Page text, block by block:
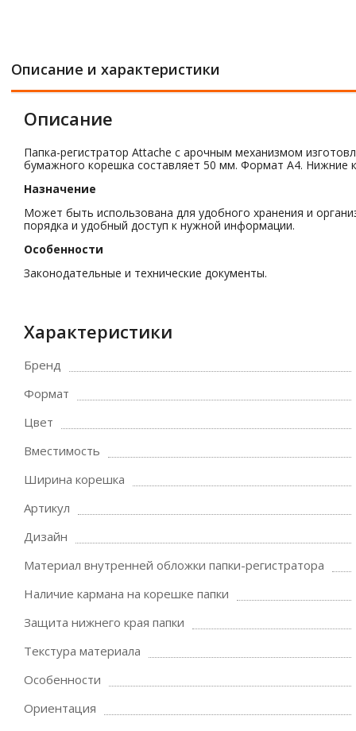
Описание и характеристики
Описание
Папка-регистратор Attache с арочным механизмом
бумажного корешка составляет 50 мм. Формат А4. Нижние
Назначение
Может быть использована для удобного хранения и
порядка и удобный доступ к нужной информации.
Особенности
Законодательные и технические документы.
Характеристики
Бренд
Формат
Цвет
Вместимость
Ширина корешка
Артикул
Дизайн
Материал внутренней обложки папки-регистратора
Наличие кармана на корешке папки
Защита нижнего края папки
Текстура материала
Особенности
Ориентация